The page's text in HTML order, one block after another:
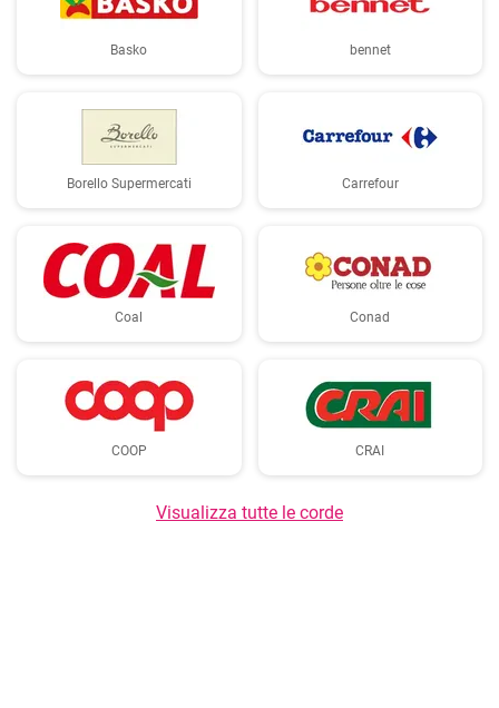
Basko bennet
Borello Supermercati Carrefour
Coal Conad
COOP CRAI
Visualizza tutte le corde